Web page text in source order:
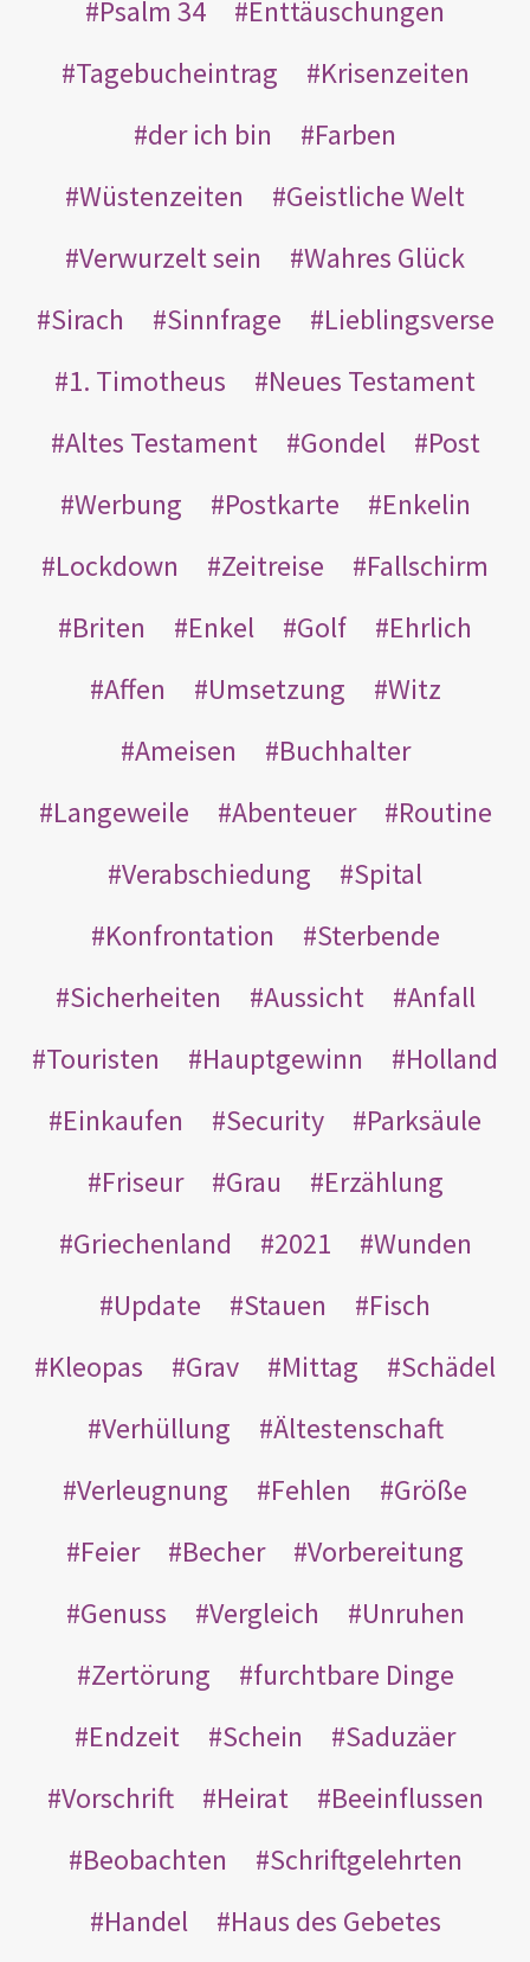
Psalm 34
Enttäuschungen
Tagebucheintrag
Krisenzeiten
der ich bin
Farben
Wüstenzeiten
Geistliche Welt
Verwurzelt sein
Wahres Glück
Sirach
Sinnfrage
Lieblingsverse
1. Timotheus
Neues Testament
Altes Testament
Gondel
Post
Werbung
Postkarte
Enkelin
Lockdown
Zeitreise
Fallschirm
Briten
Enkel Golf
Ehrlich
Affen
Umsetzung
Witz
Ameisen
Buchhalter
Langeweile
Abenteuer
Routine
Verabschiedung
Spital
Konfrontation
Sterbende
Sicherheiten
Aussicht
Anfall
Touristen
Hauptgewinn
Holland
Einkaufen
Security
Parksäule
Friseur
Grau
Erzählung
Griechenland
2021
Wunden
Update
Stauen
Fisch
Kleopas
Grav Mittag
Schädel
Verhüllung
Ältestenschaft
Verleugnung
Fehlen
Größe
Feier
Becher
Vorbereitung
Genuss
Vergleich
Unruhen
Zertörung
furchtbare Dinge
Endzeit
Schein
Saduzäer
Vorschrift
Heirat
Beeinflussen
Beobachten
Schriftgelehrten
Handel
Haus des Gebetes